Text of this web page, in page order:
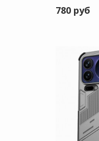
780 руб